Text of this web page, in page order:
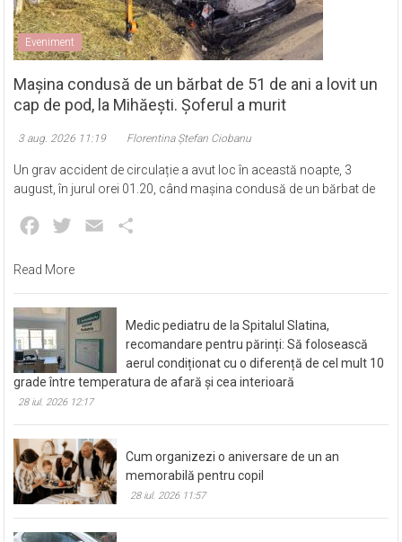
Eveniment
Mașina condusă de un bărbat de 51 de ani a lovit un
cap de pod, la Mihăești. Șoferul a murit
3 aug. 2026 11:19 Florentina Ștefan Ciobanu
august, în jurul orei 01.20, când mașina condusă de un bărbat de
Facebook
Read More
Medic pediatru de la Spitalul Slatina,
recomandare pentru părinți: Să folosească
28 iul. 2026 12:17
Cum organizezi o aniversare de un an